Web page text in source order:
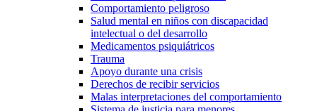
Comportamiento peligroso
Salud mental en niños con discapacidad
intelectual o del desarrollo
Medicamentos psiquiátricos
Trauma
Apoyo durante una crisis
Derechos de recibir servicios
Malas interpretaciones del comportamiento